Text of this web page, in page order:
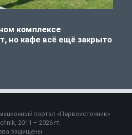
комплексе
но кафе всё ещё закрыто
портал «Первоисточник»
2011 – 2026 гг.
защищены